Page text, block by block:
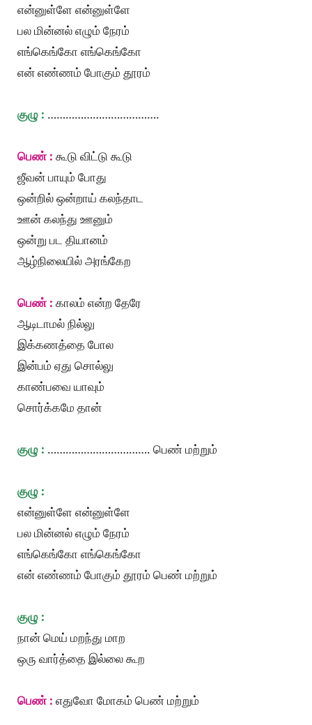
என்னுள்ளே என்னுள்ளே
பல மின்னல் எழும் நேரம்
எங்கெங்கோ எங்கெங்கோ
என் எண்ணம் போகும் தூரம்
குழு : ……………………………….
பெண் : கூடு விட்டு கூடு
ஜீவன் பாயும் போது
ஒன்றில் ஒன்றாய் கலந்தாட
ஊன் கலந்து ஊனும்
ஒன்று பட தியானம்
ஆழ்நிலையில் அரங்கேற
பெண் : காலம் என்ற தேரே
ஆடிடாமல் நில்லு
இக்கணத்தை போல
இன்பம் ஏது சொல்லு
காண்பவை யாவும்
சொர்க்கமே தான்
குழு : ……………………………. பெண் மற்றும்
குழு :
என்னுள்ளே என்னுள்ளே
பல மின்னல் எழும் நேரம்
எங்கெங்கோ எங்கெங்கோ
என் எண்ணம் போகும் தூரம் பெண் மற்றும்
குழு :
நான் மெய் மறந்து மாற
ஒரு வார்த்தை இல்லை கூற
பெண் : எதுவோ மோகம் பெண் மற்றும்